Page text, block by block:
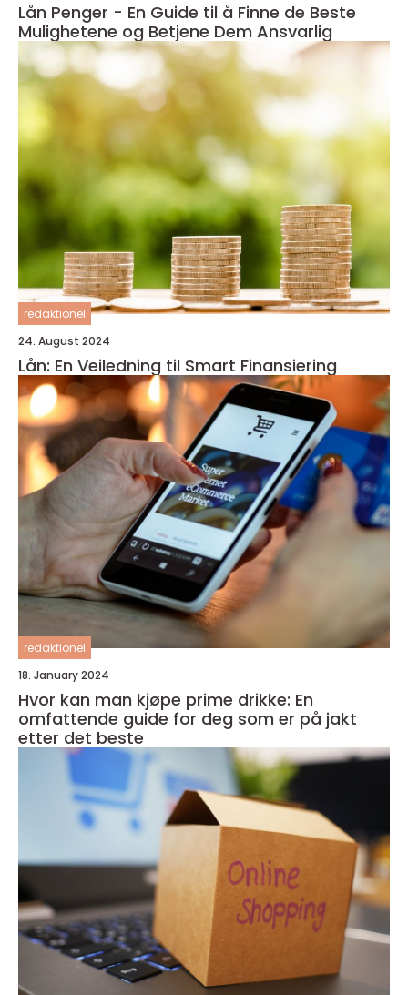
Lån Penger - En Guide til å Finne de Beste
Mulighetene og Betjene Dem Ansvarlig
redaktionel
24. August 2024
Lån: En Veiledning til Smart Finansiering
redaktionel
18. January 2024
Hvor kan man kjøpe prime drikke: En
omfattende guide for deg som er på jakt
etter det beste